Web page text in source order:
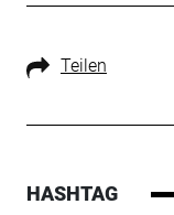
Teilen
HASHTAG